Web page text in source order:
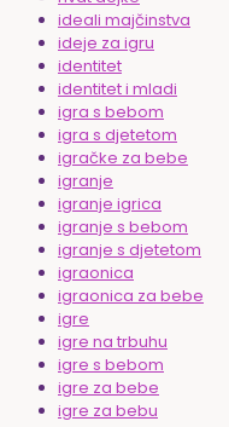
ideali majčinstva
ideje za igru
identitet
identitet i mladi
igra s bebom
igra s djetetom
igračke za bebe
igranje
igranje igrica
igranje s bebom
igranje s djetetom
igraonica
igraonica za bebe
igre
igre na trbuhu
igre s bebom
igre za bebe
igre za bebu